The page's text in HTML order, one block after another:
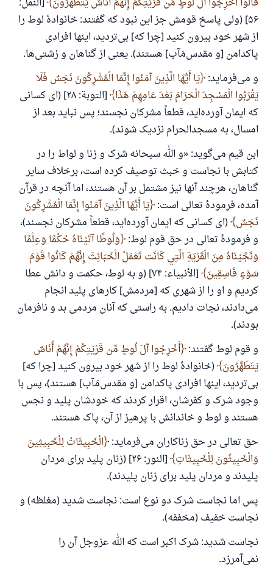
۵۶] (ولى پاسخ قومش جز این نبود كه گفتند: خانوادۀ لوط را
از شهر خود بیرون کنید [چرا که] بی‌تردید، اینها افرادی
پاکدامن [و مقدس‌مَآب] هستند). یعنی از گناهان و زشتی‌ها.
و می‌فرماید: يَا أَيُّهَا الَّذِينَ آمَنُوا إِنَّمَا الْمُشْرِكُونَ نَجَسٌ فَلَا
يَقْرَبُوا الْمَسْجِدَ الْحَرَامَ بَعْدَ عَامِهِمْ هَذَا
[التوبة: ۲۸] (اى كسانى
كه ایمان آورده‌اید، قطعاً مشرکان نجسند؛ پس نباید بعد از
امسال، به مسجدالحرام نزدیک شوند).
ابن قیم می‌گوید: «و الله سبحانه شرک و زنا و لواط را در
کتابش با نجاست و خبث توصیف کرده است، برخلاف سایر
گناهان، هرچند آنها نیز مشتمل بر آن هستند، اما آنچه در قرآن
آمده، فرمودهٔ تعالی است: يَا أَيُّهَا الَّذِينَ آمَنُوا إِنَّمَا الْمُشْرِكُونَ
نَجَسٌ (اى كسانى كه ایمان آورده‌اید، قطعاً مشرکان نجسند)،
و فرمودهٔ تعالی در حق قوم لوط: وَلُوطًا آتَيْنَاهُ حُكْمًا وَعِلْمًا
وَنَجَّيْنَاهُ مِنَ الْقَرْيَةِ الَّتِي كَانَت تَعْمَلُ الْخَبَائِثَ إِنَّهُمْ كَانُوا قَوْمَ
سَوْءٍ فَاسِقِينَ
[الأنبیاء: ۷۴] (و به لوط، حكمت و دانش عطا
کردیم و او را از شهرى كه [مردمش] کارهای پلید انجام
مى‌دادند، نجات دادیم. به راستی كه آنان مردمى بد و نافرمان
بودند).
و قوم لوط گفتند: أَخْرِجُوا آلَ لُوطٍ مِّن قَرْيَتِكُمْ إِنَّهُمْ أُنَاسٌ
يَتَطَهَّرُونَ (خانوادۀ لوط را از شهر خود بیرون کنید [چرا که]
بی‌تردید، اینها افرادی پاکدامن [و مقدس‌مَآب] هستند)، پس با
وجود شرک و کفرشان، اقرار کردند که خودشان پلید و نجس
هستند و لوط و خاندانش با پرهیز از آن، پاک هستند.
حق تعالی در حق زناکاران می‌فرماید: الْخَبِيثَاتُ لِلْخَبِيثِينَ
وَالْخَبِيثُونَ لِلْخَبِيثَاتِ
[النور: ۲۶] (زنان پلید برای مردان
پلیدند و مردان پلید برای زنان پلیدند).
پس اما نجاست شرک دو نوع است: نجاست شدید (مغلظه) و
نجاست خفیف (مخففه).
نجاست شدید: شرک اکبر است که الله عزوجل آن را
نمی‌آمرزد.
پاسخ شمارهٔ ۱۱۰۸۴۵ یک زندگی زناشویی
را نجات داد.
از پرسش تا پاسخ، کمک مالی شما «اسلام سوال و جواب» را
یاری می‌دهد.
رسول الله صلی الله علیه وسلم می‌فرماید
آنکه به سوی خیری راهنمایی کند مانند پاداش انجام
دهنده‌اش را خواهد داشت
(مسلم: ۱۸۹۳)
همکاری